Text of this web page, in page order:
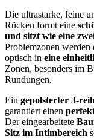
Die ultrastarke, feine
Rücken formt eine
und sitzt wie eine
Problemzonen werden
optisch in eine
Zonen, besonders im
Rundungen.
Ein gepolsterter 3-
garantiert einen
Der eingearbeitete
Sitz im Intimbereich